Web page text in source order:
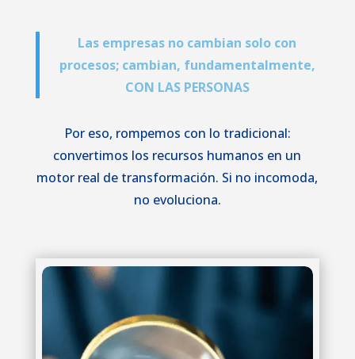
Las empresas no cambian solo con
procesos; cambian, fundamentalmente,
CON LAS PERSONAS
Por eso, rompemos con lo tradicional:
convertimos los recursos humanos en un
motor real de transformación. Si no incomoda,
no evoluciona.